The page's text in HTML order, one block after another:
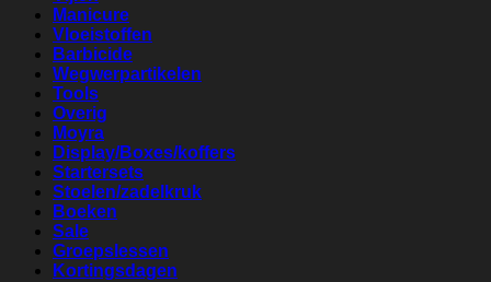
Manicure
Vloeistoffen
Barbicide
Wegwerpartikelen
Tools
Overig
Moyra
Display/Boxes/koffers
Startersets
Stoelen/zadelkruk
Boeken
Sale
Groepslessen
Kortingsdagen